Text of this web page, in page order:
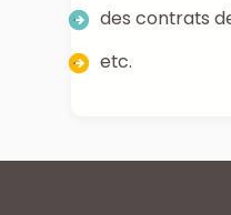
des contrats
etc.